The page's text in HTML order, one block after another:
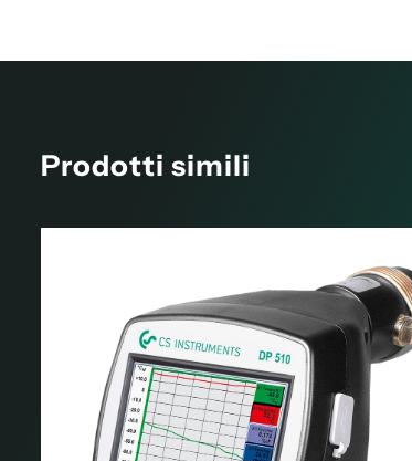
Prodotti simili